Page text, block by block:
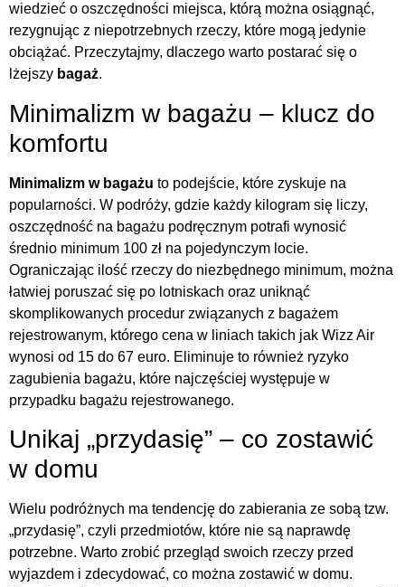
wiedzieć o oszczędności miejsca, którą można osiągnąć,
rezygnując z niepotrzebnych rzeczy, które mogą jedynie
obciążać. Przeczytajmy, dlaczego warto postarać się o
lżejszy bagaż.
Minimalizm w bagażu – klucz do
komfortu
Minimalizm w bagażu to podejście, które zyskuje na
popularności. W podróży, gdzie każdy kilogram się liczy,
oszczędność na bagażu podręcznym potrafi wynosić
średnio minimum 100 zł na pojedynczym locie.
Ograniczając ilość rzeczy do niezbędnego minimum, można
łatwiej poruszać się po lotniskach oraz uniknąć
skomplikowanych procedur związanych z bagażem
rejestrowanym, którego cena w liniach takich jak Wizz Air
wynosi od 15 do 67 euro. Eliminuje to również ryzyko
zagubienia bagażu, które najczęściej występuje w
przypadku bagażu rejestrowanego.
Unikaj „przydasię” – co zostawić
w domu
Wielu podróżnych ma tendencję do zabierania ze sobą tzw.
„przydasię”, czyli przedmiotów, które nie są naprawdę
potrzebne. Warto zrobić przegląd swoich rzeczy przed
wyjazdem i zdecydować, co można zostawić w domu.